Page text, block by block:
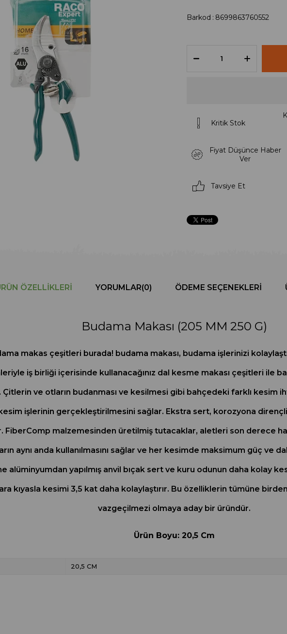
Barkod : 8699863760552
Kritik Stok
Fiyat Düşünce Haber
Ver
Tavsiye Et
ÖZELLIKLERI YORUMLAR(0) ÖDEME SEÇENEKLERI
Budama Makası (205 MM 250 G)
makas çeşitleri burada! budama makası, budama işlerinizi
iş birliği içerisinde kullanacağınız dal kesme makası çeşitleri ile
ve otların budanması ve kesilmesi gibi bahçedeki farklı kesim
işlerinin gerçekleştirilmesini sağlar. Ekstra sert, korozyona dirençli
FiberComp malzemesinden üretilmiş tutacaklar, aletleri son derece
aynı anda kullanılmasını sağlar ve her kesimde maksimum güç ve
alüminyumdan yapılmış anvil bıçak sert ve kuru odunun daha kolay
kıyasla kesimi 3,5 kat daha kolaylaştırır. Bu özelliklerin tümüne
vazgeçilmezi olmaya aday bir üründür.
Ürün Boyu: 20,5 Cm
20,5 CM